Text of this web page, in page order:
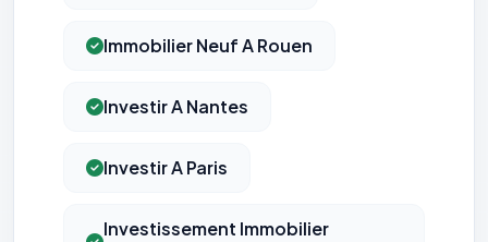
Immobilier Neuf A Rouen
Investir A Nantes
Investir A Paris
Investissement Immobilier